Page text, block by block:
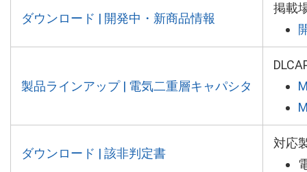
ダウンロード | 開発中・新商品情報
掲載
製品ラインアップ | 電気二重層キャパシタ
ダウンロード | 該非判定書
対応